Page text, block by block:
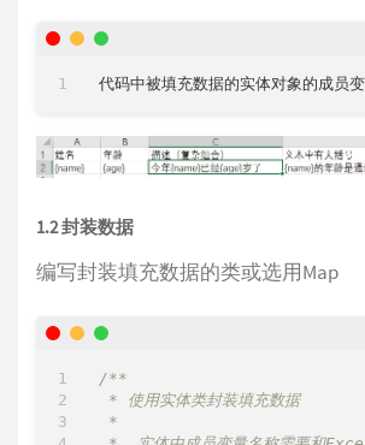
代码中被填充数据的实体对象的成员
1.2 封装数据
编写封装填充数据的类或选用Map
/**
* 使用实体类封装填充数据
*